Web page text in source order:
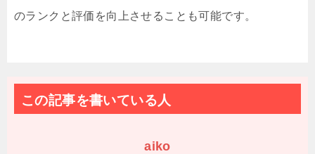
のランクと評価を向上させることも可能です。
この記事を書いている人
aiko